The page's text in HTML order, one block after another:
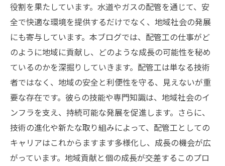
役割を果たしています。水道やガスの配管を通じて、安
全で快適な環境を提供するだけでなく、地域社会の発展
にも寄与しています。本ブログでは、配管工の仕事がど
のように地域に貢献し、どのような成長の可能性を秘め
ているのかを深掘りしていきます。配管工は単なる技術
者ではなく、地域の安全と利便性を守る、見えないが重
要な存在です。彼らの技能や専門知識は、地域社会のイ
ンフラを支え、持続可能な発展を促進します。さらに、
技術の進化や新たな取り組みによって、配管工としての
キャリアはこれからますます多様化し、成長の機会が広
がっています。地域貢献と個の成長が交差するこのプロ